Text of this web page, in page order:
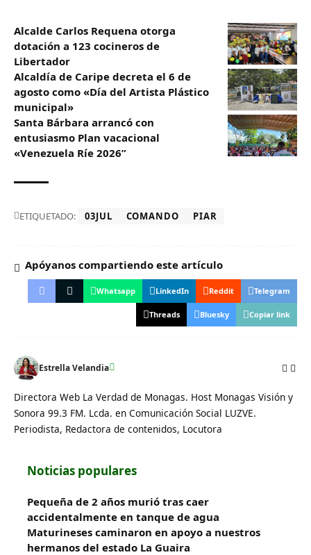
Alcalde Carlos Requena otorga
dotación a 123 cocineros de
Libertador
Alcaldía de Caripe decreta el 6 de
agosto como «Día del Artista Plástico
municipal»‎
Santa Bárbara arrancó con
entusiasmo Plan vacacional
«Venezuela Ríe 2026”
ETIQUETADO: 03JUL COMANDO PIAR
Apóyanos compartiendo este artículo
Whatsapp LinkedIn Reddit Telegram
Threads Bluesky Copiar link
Estrella Velandia
Directora Web La Verdad de Monagas. Host Monagas Visión y
Sonora 99.3 FM. Lcda. en Comunicación Social LUZVE.
Periodista, Redactora de contenidos, Locutora
Noticias populares
Pequeña de 2 años murió tras caer
accidentalmente en tanque de agua
Maturineses caminaron en apoyo a nuestros
hermanos del estado La Guaira